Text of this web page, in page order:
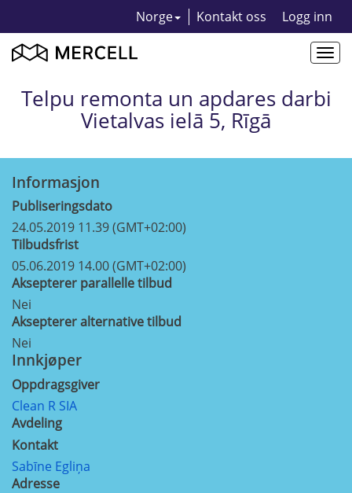
Norge Kontakt oss Logg inn
Telpu remonta un apdares darbi
Vietalvas ielā 5, Rīgā
Informasjon
Publiseringsdato
24.05.2019 11.39 (GMT+02:00)
Tilbudsfrist
05.06.2019 14.00 (GMT+02:00)
Aksepterer parallelle tilbud
Nei
Aksepterer alternative tilbud
Nei
Innkjøper
Oppdragsgiver
Clean R SIA
Avdeling
Kontakt
Sabīne Egliņa
Adresse